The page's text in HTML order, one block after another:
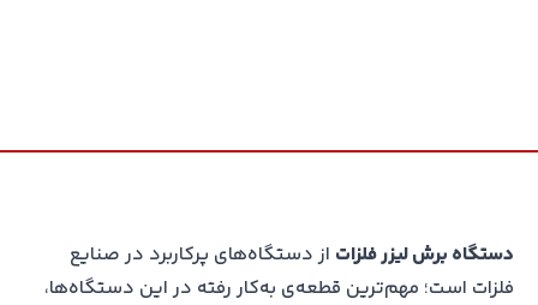
دستگاه برش لیزر فلزات از دستگاه‌های پرکاربرد در صنایع
فلزات است؛ مهم‌ترین قطعه‌ی به‌کار رفته در این دستگاه‌ها،